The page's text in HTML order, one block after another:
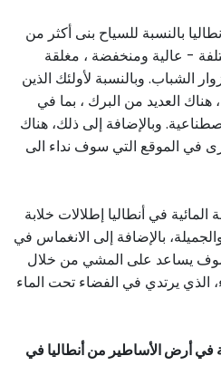
بالنسبة للسياح بنى أكثر من
- عالية ومنخفضة ، مغلقة
الشباب. وبالنسبة لأولئك الذين
هناك العديد من البرك ، بما في
وبالإضافة إلى ذلك، هناك
في الموقع التي سوف نداء الى
المائية في أنطاليا إطلالات خلابة
بالإضافة إلى الانغماس في
سوف يساعد على المشي من خلال
يرتدي في الفضاء تحت الماء
في أرض الأساطير من أنطاليا في